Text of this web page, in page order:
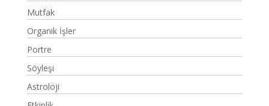
Mutfak
Organik İşler
Portre
Söyleşi
Astroloji